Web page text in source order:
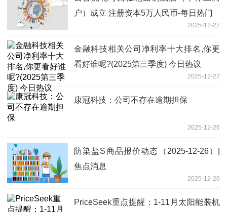
户）成立 注册资本5万人民币-每日热门
2025-12-27
金融科技相关公司净利率十大排名,你更
看好谁呢?(2025第三季度) 今日热议
2025-12-27
康冠科技：公司不存在逾期担保
2025-12-26
防染盐S商品报价动态（2025-12-26）|
焦点消息
2025-12-26
PriceSeek重点提醒：1-11月太阳能装机